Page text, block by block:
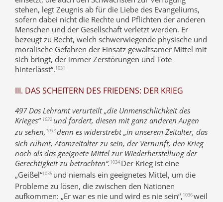
stehen, legt Zeugnis ab für die Liebe des Evangeliums,
sofern dabei nicht die Rechte und Pflichten der anderen
Menschen und der Gesellschaft verletzt werden. Er
bezeugt zu Recht, welch schwerwiegende physische und
moralische Gefahren der Einsatz gewaltsamer Mittel mit
sich bringt, der immer Zerstörungen und Tote
hinterlässt“.1031
III. DAS SCHEITERN DES FRIEDENS: DER KRIEG
497 Das Lehramt verurteilt „die Unmenschlichkeit des
Krieges“ 1032 und fordert, diesen mit ganz anderen Augen
zu sehen, 1033denn es widerstrebt „in unserem Zeitalter, das
sich rühmt, Atomzeitalter zu sein, der Vernunft, den Krieg
noch als das geeignete Mittel zur Wiederherstellung der
Gerechtigkeit zu betrachten“. 1034 Der Krieg ist eine
„Geißel“1035 und niemals ein geeignetes Mittel, um die
Probleme zu lösen, die zwischen den Nationen
aufkommen: „Er war es nie und wird es nie sein“,1036weil